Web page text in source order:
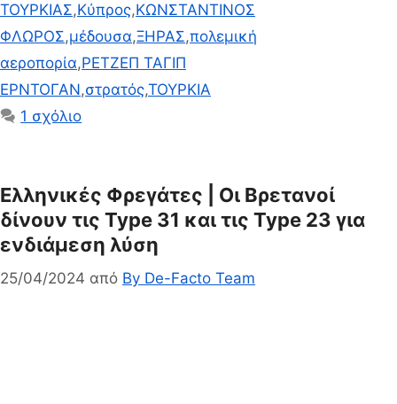
ΤΟΥΡΚΙΑΣ,Κύπρος,ΚΩΝΣΤΑΝΤΙΝΟΣ
ΦΛΩΡΟΣ,μέδουσα,ΞΗΡΑΣ,πολεμική
αεροπορία,ΡΕΤΖΕΠ ΤΑΓΙΠ
ΕΡΝΤΟΓΑΝ,στρατός,ΤΟΥΡΚΙΑ
1 σχόλιο
Ελληνικές Φρεγάτες | Οι Βρετανοί
δίνουν τις Type 31 και τις Type 23 για
ενδιάμεση λύση
25/04/2024 από By De-Facto Team